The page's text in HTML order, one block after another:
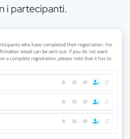
i partecipanti.